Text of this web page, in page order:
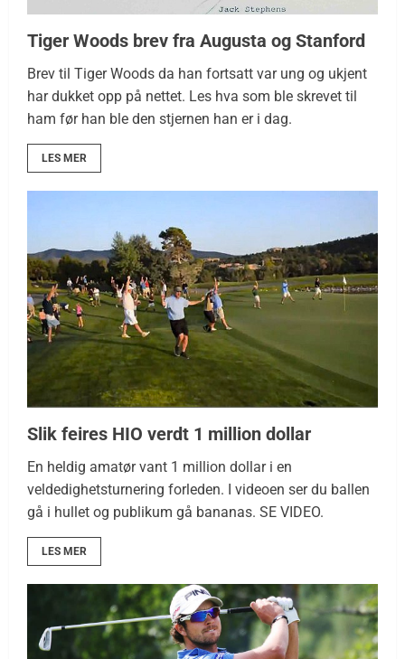
Tiger Woods brev fra Augusta og Stanford
Brev til Tiger Woods da han fortsatt var ung og ukjent
har dukket opp på nettet. Les hva som ble skrevet til
ham før han ble den stjernen han er i dag.
LES MER
Slik feires HIO verdt 1 million dollar
En heldig amatør vant 1 million dollar i en
veldedighetsturnering forleden. I videoen ser du ballen
gå i hullet og publikum gå bananas. SE VIDEO.
LES MER